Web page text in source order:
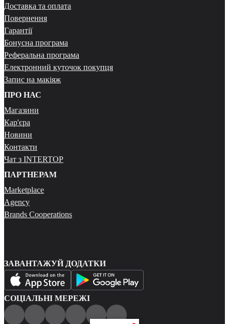
Доставка та оплата
Повернення
Гарантії
Бонусна програма
Реферальна програма
Електронний куточок покупця
Запис на макіяж
ПРО НАС
Магазини
Кар'єра
Новини
Контакти
Чат з INTERTOP
ПАРТНЕРАМ
Marketplace
Agency
Brands Cooperations
ЗАВАНТАЖУЙ ДОДАТКИ
СОЦІАЛЬНІ МЕРЕЖІ